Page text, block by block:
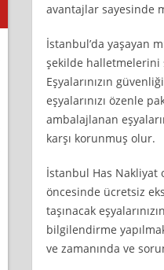
avantajlar sayesinde
İstanbul’da yaşayan
şekilde halletmelerini
Eşyalarınızın
eşyalarınızı özenle
ambalajlanan
karşı korunmuş olur.
İstanbul Has Nakliyat
öncesinde ücretsiz
taşınacak
bilgilendirme
ve zamanında ve